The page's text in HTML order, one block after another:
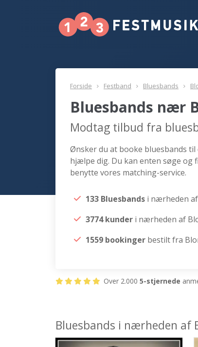
Forside Festband Bluesbands
Bluesbands nær
Modtag tilbud fra
Ønsker du at booke bluesbands
hjælpe dig. Du kan enten søge og
benytte vores matching-service.
133 Bluesbands i nærheden
3774 kunder i nærheden af
1559 bookinger bestilt fra
Over 2.000 5-stjernede
Bluesbands i nærheden af